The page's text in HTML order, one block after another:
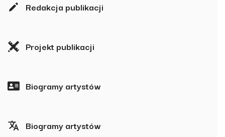
Redakcja publikacji
Projekt publikacji
Biogramy artystów
Biogramy artystów